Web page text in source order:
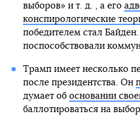
выборов» и т. д. , а его
конспирологические
победителем стал
поспособствовали
Трамп имеет несколько
после президентства. Он
думает об основании
баллотироваться на